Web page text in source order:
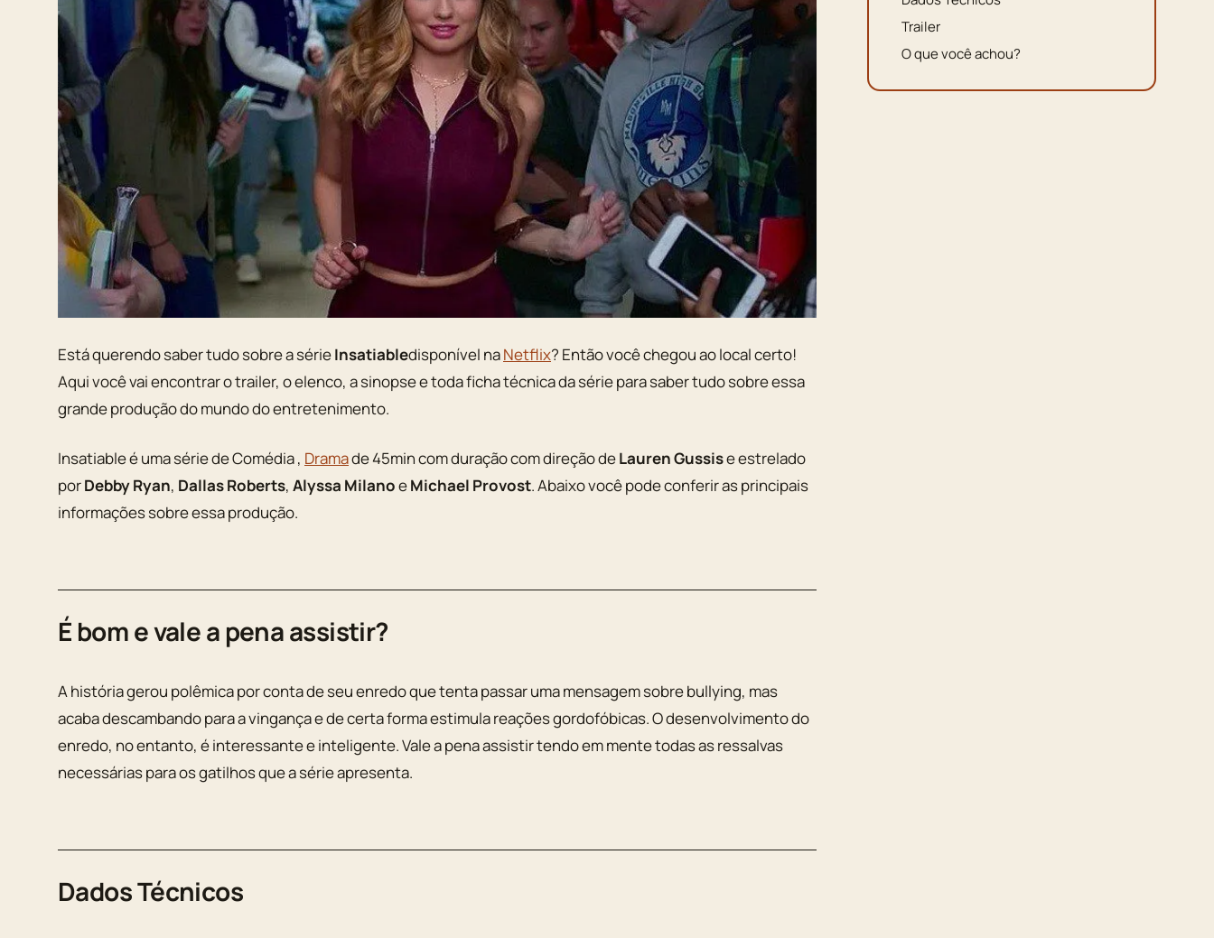
Trailer
O que você achou?
Está querendo saber tudo sobre a sérieInsatiabledisponível naNetflix? Então você chegou ao local certo!
Aqui você vai encontrar o trailer, o elenco, a sinopse e toda ficha técnica da série para saber tudo sobre essa
grande produção do mundo do entretenimento.
Insatiable é uma série de Comédia , Dramade 45min com duração com direção deLauren Gussise estrelado
porDebby Ryan, Dallas Roberts, Alyssa MilanoeMichael Provost. Abaixo você pode conferir as principais
informações sobre essa produção.
É bom e vale a pena assistir?
A história gerou polêmica por conta de seu enredo que tenta passar uma mensagem sobre bullying, mas
acaba descambando para a vingança e de certa forma estimula reações gordofóbicas. O desenvolvimento do
enredo, no entanto, é interessante e inteligente. Vale a pena assistir tendo em mente todas as ressalvas
necessárias para os gatilhos que a série apresenta.
Dados Técnicos